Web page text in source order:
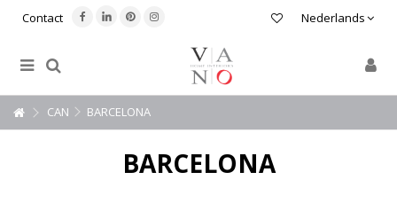
Nederlands
Contact
CAN BARCELONA
BARCELONA